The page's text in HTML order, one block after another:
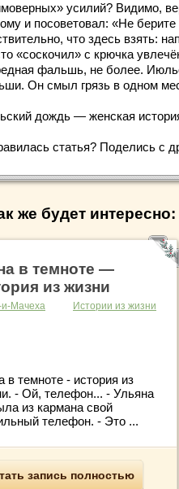
усилий? Видимо,
и посоветовал: «Не берите
что здесь взять:
«соскочил» с крючка
фальшь, не более.
Он смыл грязь в одном
дождь — женская
статья? Поделись с
же будет интересно:
в темноте —
из жизни
и-Мачеха Истории из жизни
в темноте - история из
- Ой, телефон... - Ульяна
из кармана свой
телефон. - Это ...
запись полностью